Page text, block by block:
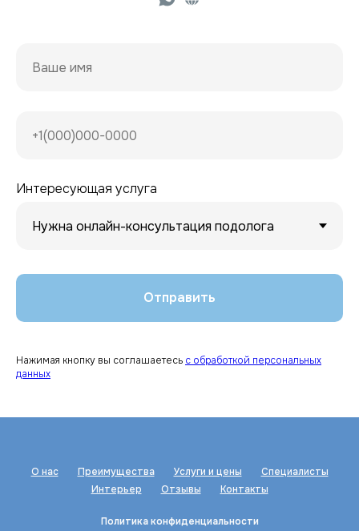
Интересующая услуга
Отправить
Нажимая кнопку вы соглашаетесь с обработкой персональных
данных
О нас Преимущества Услуги и цены
Специалисты
Интерьер
Отзывы Контакты
Политика конфиденциальности